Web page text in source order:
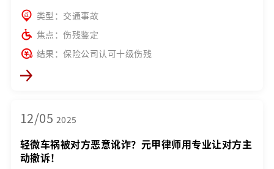
类型：交通事故
焦点：伤残鉴定
结果：保险公司认可十级伤残
12/05 2025
轻微车祸被对方恶意讹诈？元甲律师用专业让对方主
动撤诉！